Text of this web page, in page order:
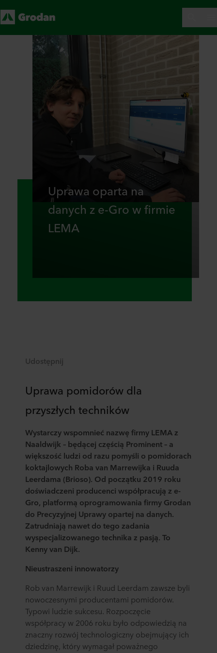
Uprawa oparta na
danych z e-Gro w firmie
LEMA
Udostępnij
Uprawa pomidorów dla
przyszłych techników
Wystarczy wspomnieć nazwę firmy LEMA z
Naaldwijk – będącej częścią Prominent – a
większość ludzi od razu pomyśli o pomidorach
koktajlowych Roba van Marrewijka i Ruuda
Leerdama (Brioso). Od początku 2019 roku
doświadczeni producenci współpracują z e-
Gro, platformą oprogramowania firmy Grodan
do Precyzyjnej Uprawy opartej na danych.
Zatrudniają nawet do tego zadania
wyspecjalizowanego technika z pasją. To
Kenny van Dijk.
Nieustraszeni innowatorzy
Rob van Marrewijk i Ruud Leerdam zawsze byli
nowoczesnymi producentami pomidorów.
Typowi ludzie sukcesu. Rozpoczęcie
współpracy w 2006 roku było odpowiedzią na
znaczny rozwój technologiczny obejmujący ich
dziedzinę, który wymagał poważnego